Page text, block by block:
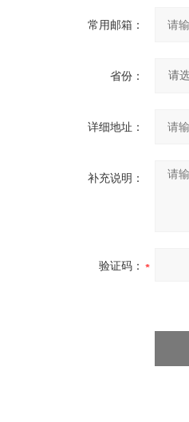
常用邮箱：
省份：
详细地址：
补充说明：
验证码：